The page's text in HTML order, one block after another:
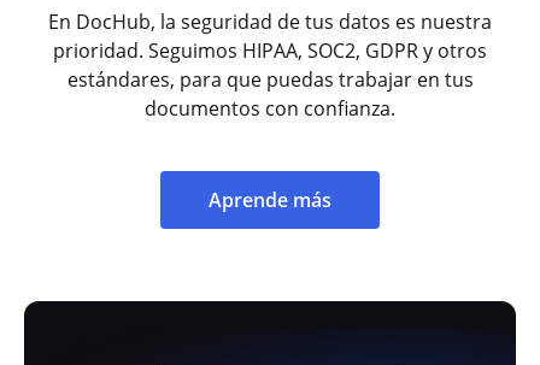
En DocHub, la seguridad de tus datos es nuestra
prioridad. Seguimos HIPAA, SOC2, GDPR y otros
estándares, para que puedas trabajar en tus
documentos con confianza.
Aprende más